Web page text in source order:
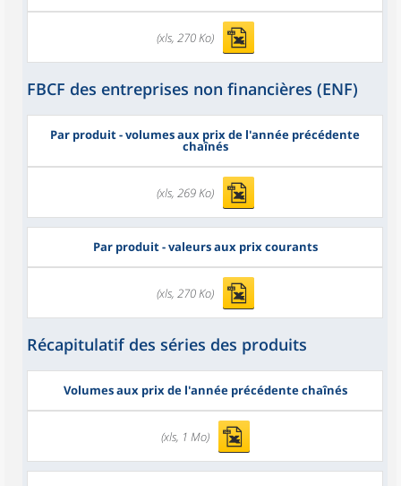
(xls, 270 Ko)
FBCF des entreprises non financières (ENF)
Par produit - volumes aux prix de l'année précédente
chaînés
(xls, 269 Ko)
Par produit - valeurs aux prix courants
(xls, 270 Ko)
Récapitulatif des séries des produits
Volumes aux prix de l'année précédente chaînés
(xls, 1 Mo)